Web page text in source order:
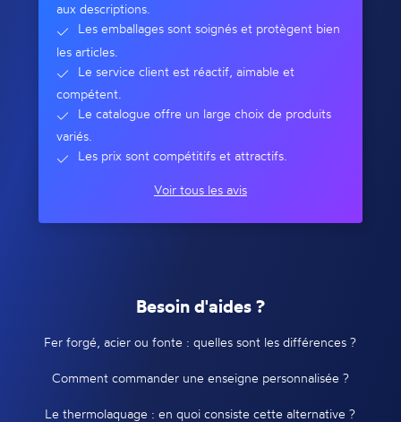
aux descriptions.
Les emballages sont soignés et protègent bien
les articles.
Le service client est réactif, aimable et
compétent.
Le catalogue offre un large choix de produits
variés.
Les prix sont compétitifs et attractifs.
Voir tous les avis
Besoin d'aides ?
Fer forgé, acier ou fonte : quelles sont les différences ?
Comment commander une enseigne personnalisée ?
Le thermolaquage : en quoi consiste cette alternative ?